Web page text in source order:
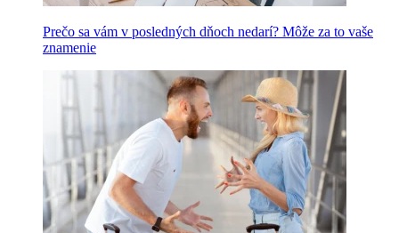
Prečo sa vám v posledných dňoch nedarí? Môže za to vaše
znamenie